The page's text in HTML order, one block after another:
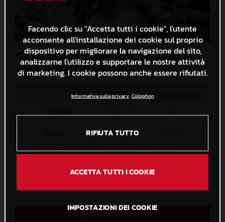
GASGAS FACTORY RACING - 2023
TRIALGP OF PORTUGAL(. JPG )
MISURE
1200 x 800
Piccolo 600 x 400 212 KB
Personalizzato x
Download diretto
Facendo clic su "Accetta tutti i cookie", l'utente
acconsente all'installazione dei cookie sul proprio
dispositivo per migliorare la navigazione del sito,
analizzarne l'utilizzo e supportare le nostre attività
di marketing. I cookie possono anche essere rifiutati.
Informativa sulla privacy Colophon
RIFIUTA TUTTO
ACCETTA TUTTI I COOKIE
IMPOSTAZIONI DEI COOKIE